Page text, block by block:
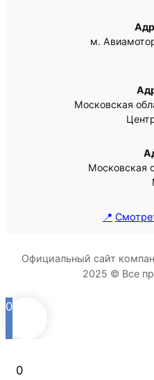
м.
Московская
Московская
📍
Официальный сайт
2025 © Все
0
0